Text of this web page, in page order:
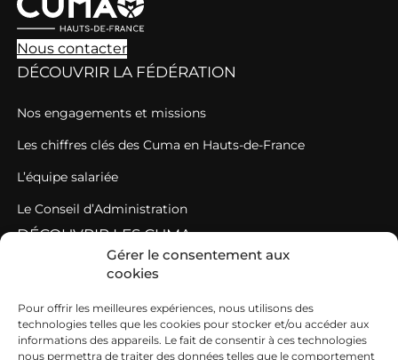
Gérer le consentement aux
cookies
Pour offrir les meilleures expériences, nous utilisons des
technologies telles que les cookies pour stocker et/ou accéder aux
informations des appareils. Le fait de consentir à ces technologies
nous permettra de traiter des données telles que le comportement
Nous contacter
DÉCOUVRIR LA FÉDÉRATION
Nos engagements et missions
Les chiffres clés des Cuma en Hauts-de-France
L’équipe salariée
Le Conseil d’Administration
DÉCOUVRIR LES CUMA
Des Cuma fédérées au sein d’un réseau fédératif puissant
Comment rejoindre une Cuma ?
Les règles de fonctionnement d’une Cuma